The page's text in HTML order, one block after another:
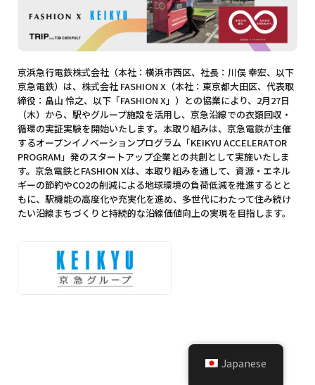
京浜急行電鉄株式会社（本社：横浜市西区、社長：川俣 幸宏、以下
京急電鉄）は、株式会社 FASHION X（本社：東京都大田区、代表取
締役：畠山 怜之、以下「FASHION X」）との協業により、2月27日
（木）から、駅やグループ施設を活用し、京急沿線での衣類回収・
循環の実証実験を開始いたします。本取り組みは、京急電鉄が主催
するオープンイノベーションプログラム「KEIKYU ACCELERATOR
PROGRAM」発のスタートアップ企業との共創として実施いたしま
す。京急電鉄とFASHION Xは、本取り組みを通して、資源・エネル
ギーの節約やCO2の削減による地球環境の負荷低減を推進するとと
もに、駅機能の高度化や充実化を進め、多世代にわたって住み続け
たい沿線まちづくりと持続的な沿線価値向上の実現を目指します。
Japanese